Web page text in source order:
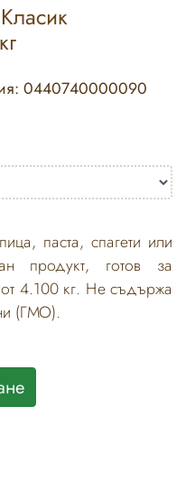
0440740000090
паста, спагети или
продукт, готов за
4.100 кг. Не съдържа
(ГМО).